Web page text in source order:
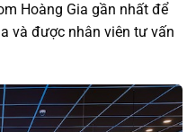
Hoàng Gia gần nhất để
và được nhân viên tư vấn